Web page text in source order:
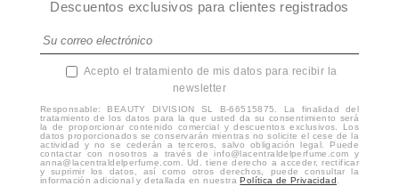
Descuentos exclusivos para clientes registrados
Acepto el tratamiento de mis datos para recibir la
newsletter
Responsable: BEAUTY DIVISION SL B-66515875. La finalidad del
tratamiento de los datos para la que usted da su consentimiento será
la de proporcionar contenido comercial y descuentos exclusivos. Los
datos proporcionados se conservarán mientras no solicite el cese de la
actividad y no se cederán a terceros, salvo obligación legal. Puede
contactar con nosotros a través de info@lacentraldelperfume.com y
anna@lacentraldelperfume.com. Ud. tiene derecho a acceder, rectificar
y suprimir los datos, así como otros derechos, puede consultar la
información adicional y detallada en nuestraPolítica de Privacidad